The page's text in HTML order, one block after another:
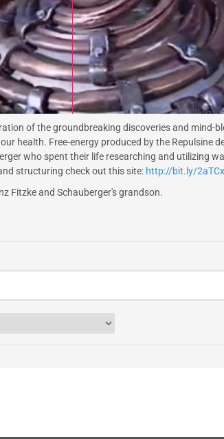
Ik ga
of the groundbreaking discoveries and
health. Free-energy produced by the Repulsine
who spent their life researching and utilizing
structuring check out this site: http://bit.ly/
Fitzke and Schauberger's grandson.